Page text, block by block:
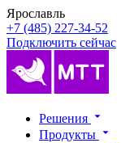
Ярославль
+7 (485) 227-34-52
Подключить сейчас
Решения
Продукты